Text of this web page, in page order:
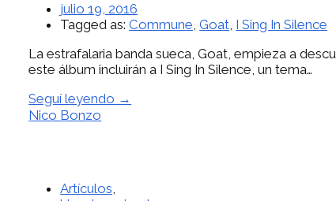
julio 19, 2016
Tagged as:Commune,Goat, I Sing In Silence
La estrafalaria banda sueca, Goat, empieza a
este álbum incluirán a I Sing In Silence, un tema…
Seguí leyendo →
Nico Bonzo
Artículos,